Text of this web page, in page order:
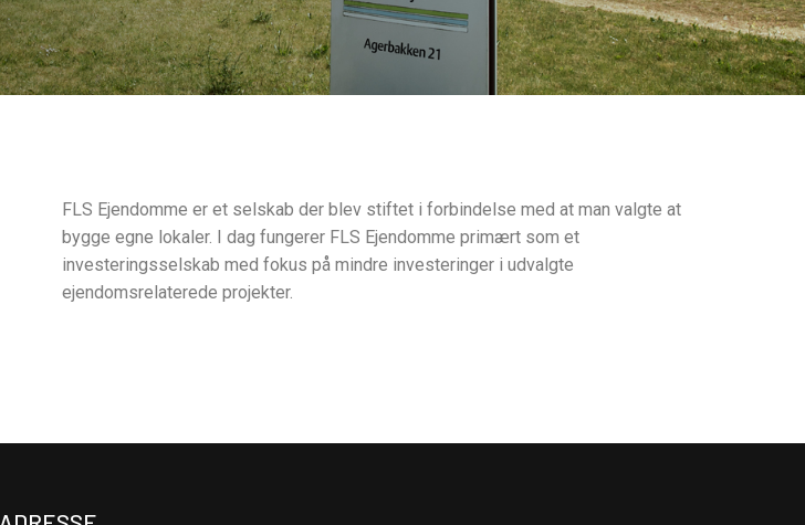
FLS Ejendomme er et selskab der blev stiftet i forbindelse med at man valgte at
bygge egne lokaler. I dag fungerer FLS Ejendomme primært som et
investeringsselskab med fokus på mindre investeringer i udvalgte
ejendomsrelaterede projekter.